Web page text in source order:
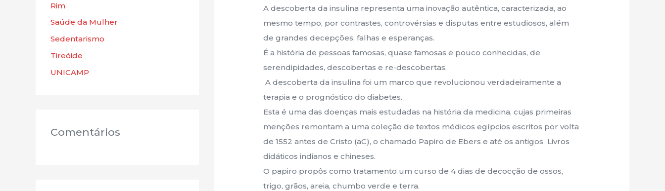
Rim
Saúde da Mulher
Sedentarismo
Tireóide
UNICAMP
Comentários
A descoberta da insulina representa uma inovação autêntica, caracterizada, ao
mesmo tempo, por contrastes, controvérsias e disputas entre estudiosos, além
de grandes decepções, falhas e esperanças.
É a história de pessoas famosas, quase famosas e pouco conhecidas, de
serendipidades, descobertas e re-descobertas.
A descoberta da insulina foi um marco que revolucionou verdadeiramente a
terapia e o prognóstico do diabetes.
Esta é uma das doenças mais estudadas na história da medicina, cujas primeiras
menções remontam a uma coleção de textos médicos egípcios escritos por volta
de 1552 antes de Cristo (aC), o chamado Papiro de Ebers e até os antigos Livros
didáticos indianos e chineses.
O papiro propôs como tratamento um curso de 4 dias de decocção de ossos,
trigo, grãos, areia, chumbo verde e terra.